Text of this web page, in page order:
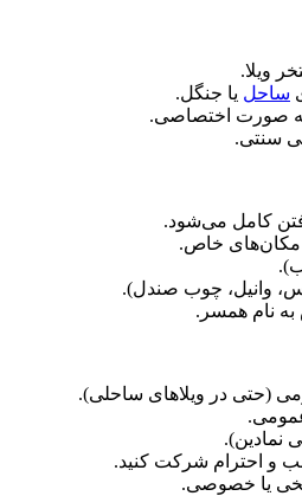
ویلا.
ساحل یا جنگل.
صورت اختصاصی.
سنتی.
کامل می‌شود.
مکان‌های خاص.
وانیل، چوب صندل).
نام همسر.
(حتی در ویلاهای ساحلی).
نمادین).
و احترام شرکت کنید.
یا خصوصی.